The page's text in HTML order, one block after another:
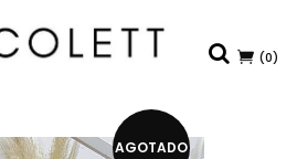
(0)
AGOTADO